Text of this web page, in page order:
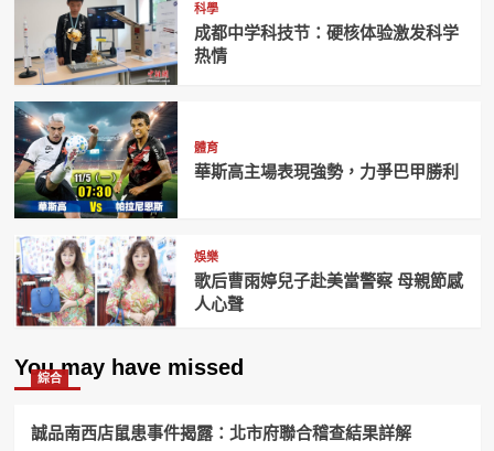
科學
成都中学科技节：硬核体验激发科学
热情
體育
華斯高主場表現強勢，力爭巴甲勝利
娛樂
歌后曹雨婷兒子赴美當警察 母親節感
人心聲
You may have missed
綜合
誠品南西店鼠患事件揭露：北市府聯合稽查結果詳解